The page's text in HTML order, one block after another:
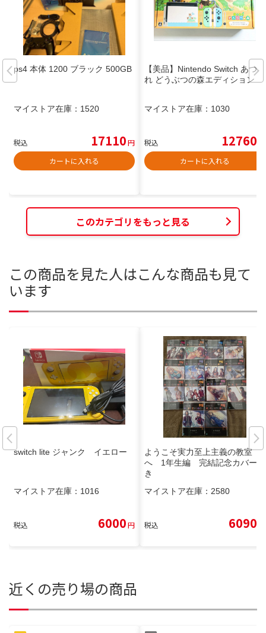
ps4 本体 1200 ブラック 500GB
マイストア在庫： 1520
税込 17110円
カートに入れる
【美品】Nintendo Switch あつま
れ どうぶつの森エディション
マイストア在庫： 1030
税込 12760
カートに入れる
このカテゴリをもっと見る
この商品を見た人はこんな商品も見て
います
switch lite ジャンク イエロー
マイストア在庫： 1016
税込 6000円
ようこそ実力至上主義の教室
へ 1年生編 完結記念カバー付
き
マイストア在庫： 2580
税込 6090
近くの売り場の商品